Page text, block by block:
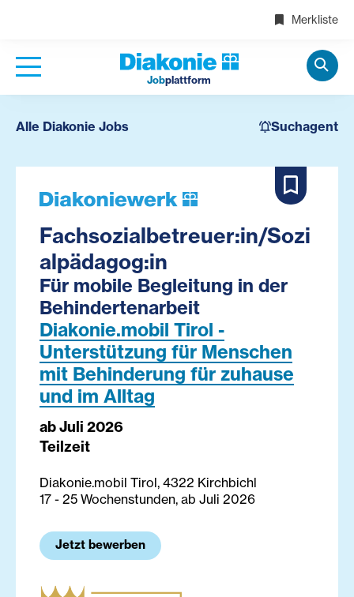
Merkliste
Jobplattform
Alle Diakonie Jobs Suchagent
Fachsozialbetreuer:in/Sozi
alpädagog:in
Für mobile Begleitung in der
Behindertenarbeit
Diakonie.mobil Tirol -
Unterstützung für Menschen
mit Behinderung für zuhause
und im Alltag
ab Juli 2026
Teilzeit
Diakonie.mobil Tirol, 4322 Kirchbichl
17 - 25 Wochenstunden, ab Juli 2026
Jetzt bewerben